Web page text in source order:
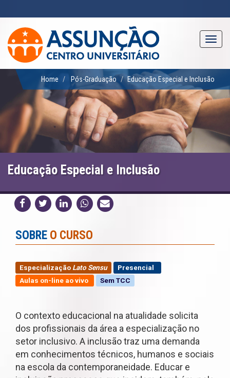
conteúdo
principal
Home Pós-Graduação Educação Especial e Inclusão
Educação Especial e Inclusão
SOBRE O CURSO
Especialização Lato Sensu
Presencial
Aulas on-line ao vivo
Sem TCC
O contexto educacional na atualidade solicita
dos profissionais da área a especialização no
setor inclusivo. A inclusão traz uma demanda
em conhecimentos técnicos, humanos e sociais
na escola da contemporaneidade. Educar e